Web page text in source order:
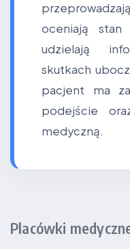
oceniają stan
udzielają
skutkach
pacjent ma
podejście
medyczną.
Placówki